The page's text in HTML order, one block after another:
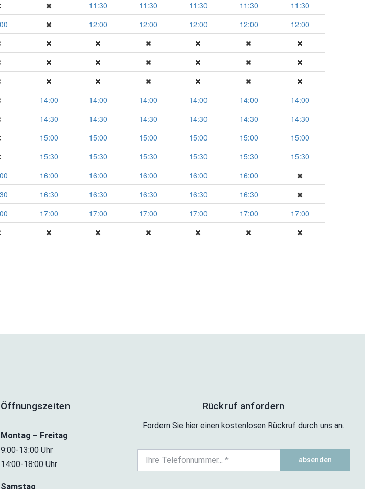
Öffnungszeiten
Montag – Freitag
9:00-13:00 Uhr
14:00-18:00 Uhr
Samstag
Rückruf anfordern
Fordern Sie hier einen kostenlosen Rückruf durch uns an.
absenden